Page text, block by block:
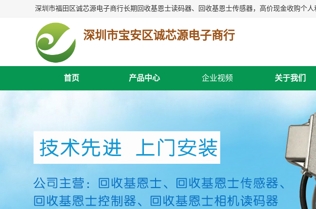
深圳市宝安区诚芯源电子商行
首页 产品中心 企业视频 关于我们